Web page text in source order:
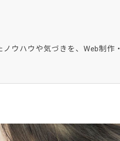
ウハウや気づきを、Web制作・